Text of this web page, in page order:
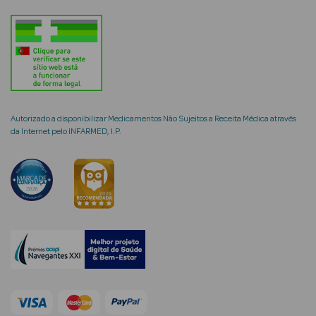
Rosto e
Ver Tudo
Rosto
Hidratantes
Creme de Olhos
envelhecimento
Autorizado a disponibilizar Medicamentos Não Sujeitos a Receita Médica através
da Internet pelo INFARMED, I.P.